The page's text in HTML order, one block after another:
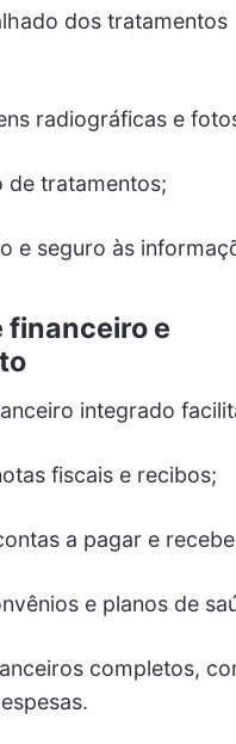
dos tratamentos
radiográficas e
de tratamentos;
e seguro às
financeiro e
integrado
fiscais e recibos;
a pagar e
e planos de
completos,